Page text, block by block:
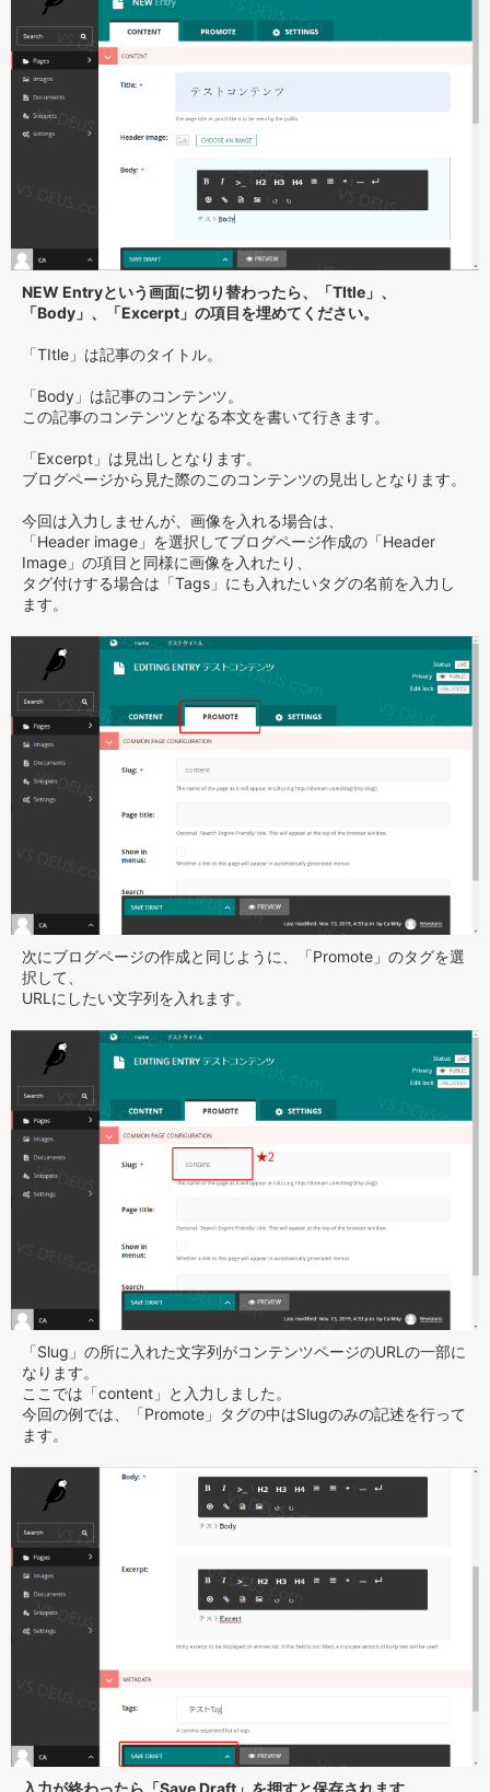
NEW Entryという画面に切り替わったら、「TItle」、
「Body」、「Excerpt」の項目を埋めてください。
「TItle」は記事のタイトル。
「Body」は記事のコンテンツ。
この記事のコンテンツとなる本文を書いて行きます。
「Excerpt」は見出しとなります。
ブログページから見た際のこのコンテンツの見出しとなります。
今回は入力しませんが、画像を入れる場合は、
「Header image」を選択してブログページ作成の「Header
Image」の項目と同様に画像を入れたり、
タグ付けする場合は「Tags」にも入れたいタグの名前を入力し
ます。
次にブログページの作成と同じように、「Promote」のタグを選
択して、
URLにしたい文字列を入れます。
「Slug」の所に入れた文字列がコンテンツページのURLの一部に
なります。
ここでは「content」と入力しました。
今回の例では、「Promote」タグの中はSlugのみの記述を行って
ます。